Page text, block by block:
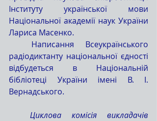
Інституту української мови
Національної академії наук України
Лариса Масенко.
радіодиктанту національної єдності
відбудеться в Національній
бібліотеці України імені В. І.
Вернадського.